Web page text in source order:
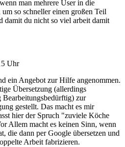
man mehrere User in die
so schneller einen großen Teil
damit du nicht so viel arbeit damit
Uhr
ein Angebot zur Hilfe angenommen.
Übersetzung (allerdings
Bearbeitungsbedürftig) zur
gestellt. Das macht es mir
hier der Spruch "zuviele Köche
Allem macht es keinen Sinn, wenn
die dann per Google übersetzen und
Arbeit fabrizieren.